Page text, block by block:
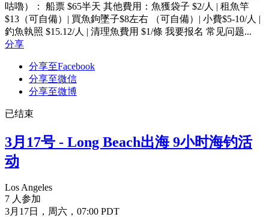
咕嚕）： 船票 $65半天 其他費用：魚獲袋子 $2/人 | 租魚竿
$13（可自備）| 買魚鉤墜子$8左右 （可自備）| 小費$5-10/人 |
釣魚執照 $15.12/人 | 清理魚費用 $1/條 我要报名 常见问题...
分享
分享至Facebook
分享至微信
分享至微博
已结束
3月17号 - Long Beach出海 9小时海钓活
动
Los Angeles
7 人参加
3月17日，周六，07:00 PDT